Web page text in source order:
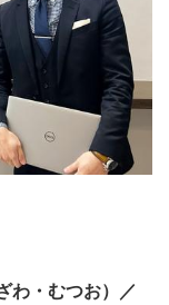
わ・むつお）／